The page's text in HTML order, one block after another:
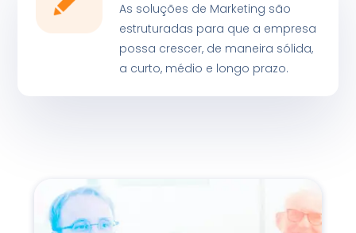
As soluções de Marketing são
estruturadas para que a empresa
possa crescer, de maneira sólida,
a curto, médio e longo prazo.